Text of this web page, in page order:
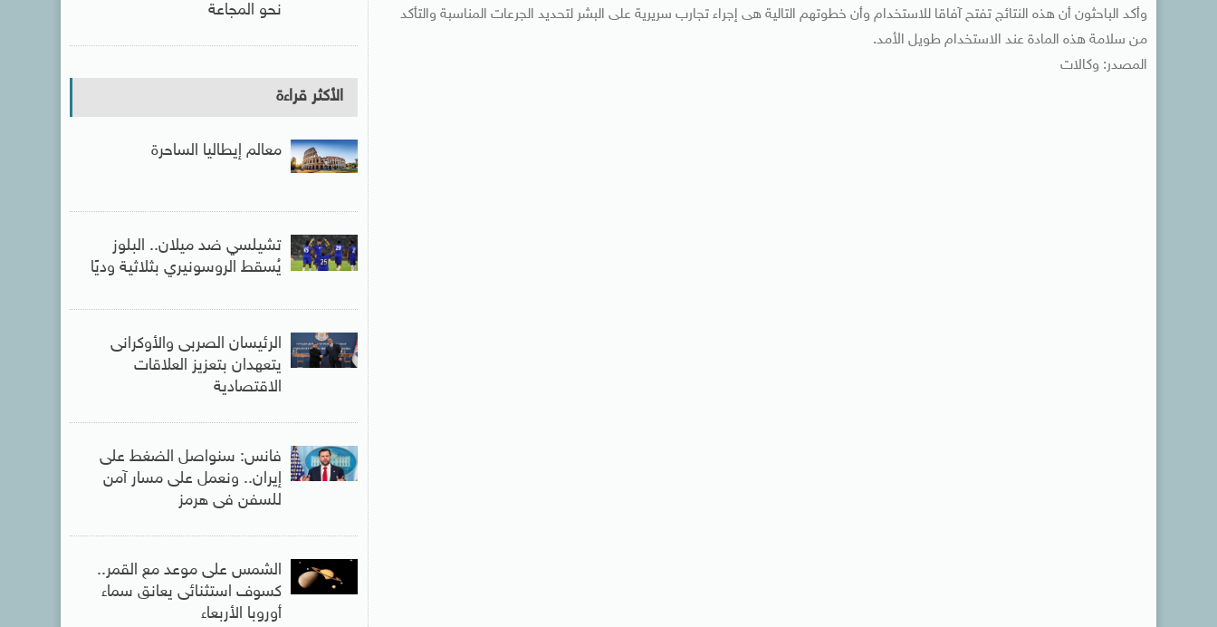
وأكد الباحثون أن هذه النتائج تفتح آفاقا للاستخدام وأن خطوتهم التالية هى إجراء تجارب سريرية على البشر لتحديد الجرعات المناسبة والتأكد
من سلامة هذه المادة عند الاستخدام طويل الأمد.
المصدر: وكالات
نحو المجاعة
الأكثر قراءة
معالم إيطاليا الساحرة
تشيلسي ضد ميلان.. البلوز
يُسقط الروسونيري بثلاثية وديًا
الرئيسان الصربى والأوكرانى
يتعهدان بتعزيز العلاقات
الاقتصادية
فانس: سنواصل الضغط على
إيران.. ونعمل على مسار آمن
للسفن فى هرمز
الشمس على موعد مع القمر..
كسوف استثنائى يعانق سماء
أوروبا الأربعاء